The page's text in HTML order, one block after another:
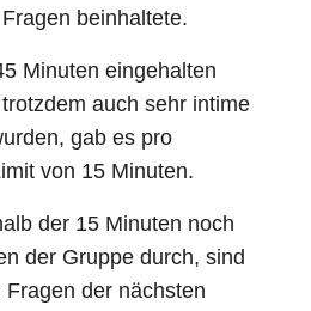
beinhaltete.
Minuten eingehalten
auch sehr intime
gab es pro
von 15 Minuten.
der 15 Minuten noch
der Gruppe durch, sind
der nächsten